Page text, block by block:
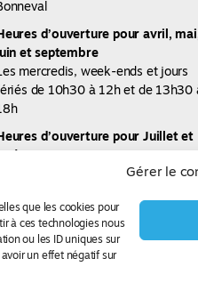
Gérer le
que les cookies pour
à ces technologies nous
ou les ID uniques sur
un effet négatif sur
d’ouverture pour avril,
et septembre
mercredis, week-ends et jours
de 10h30 à 12h et de 13h30
d’ouverture pour Juillet et
contacter
(0)6 22 91 63 82